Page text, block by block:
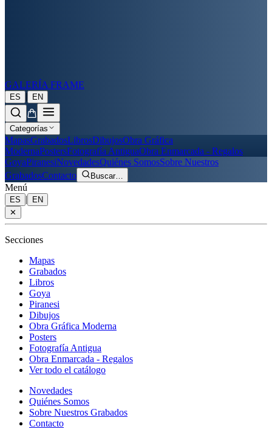
GALERÍA FRAME
ES | EN
Categorías
MapasGrabadosLibrosDibujosObra Gráfica
ModernaPostersFotografía AntiguaObra Enmarcada - Regalos
GoyaPiranesiNovedadesQuiénes SomosSobre Nuestros
GrabadosContacto Buscar…
Menú
ES |
EN
✕
Secciones
Mapas
Grabados
Libros
Goya
Piranesi
Dibujos
Obra Gráfica Moderna
Posters
Fotografía Antigua
Obra Enmarcada - Regalos
Ver todo el catálogo
Novedades
Quiénes Somos
Sobre Nuestros Grabados
Contacto